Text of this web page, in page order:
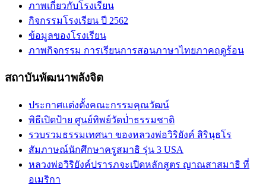
ภาพเกี่ยวกับโรงเรียน
กิจกรรมโรงเรียน ปี 2562
ข้อมูลของโรงเรียน
ภาพกิจกรรม การเรียนการสอนภาษาไทยภาคฤดูร้อน
สถาบันพัฒนาพลังจิต
ประกาศแต่งตั้งคณะกรรมคุณวัฒน์
พิธีเปิดป้าย ศูนย์ทิพย์วัดป่่าธรรมชาติ
รวบรวมธรรมเทศนา ของหลวงพ่อวิริยังค์ สิรินฺธโร
สัมภาษณ์นักศึกษาครูสมาธิ รุ่น 3 USA
หลวงพ่อวิริยังค์ปรารภจะเปิดหลักสูตร ญาณสาสมาธิ ที่
อเมริกา